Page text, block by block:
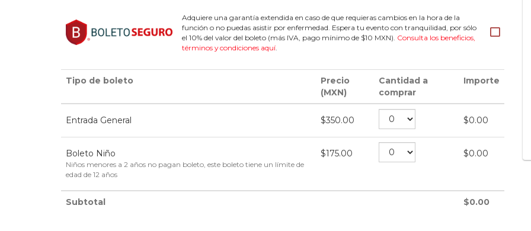
Adquiere una garantía extendida en caso de que requieras cambios en la hora de la
función o no puedas asistir por enfermedad. Espera tu evento con tranquilidad, por sólo
el 10% del valor del boleto (más IVA, pago mínimo de $10 MXN). Consulta los beneficios,
términos y condiciones aquí.
Tipo de boleto
Precio
(MXN)
Cantidad a
comprar
Importe
Entrada General $350.00 $0.00
Boleto Niño
Niños menores a 2 años no pagan boleto, este boleto tiene un límite de
edad de 12 años
$175.00 $0.00
Subtotal $0.00